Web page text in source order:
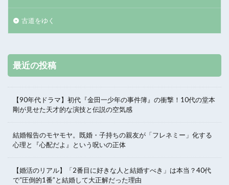
古道をゆく
最近の投稿
【90年代ドラマ】初代『金田一少年の事件簿』の衝撃！10代の堂本
剛が見せた天才的な演技と伝説の空気感
結婚報告のモヤモヤ。既婚・子持ちの親友が「フレネミー」化する
心理と『心配だよ』という呪いの正体
【婚活のリアル】「2番目に好きな人と結婚すべき」は本当？40代
で“圧倒的1番”と結婚して大正解だった理由